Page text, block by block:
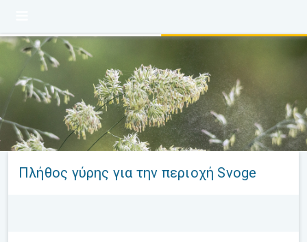
Πλήθος γύρης για την περιοχή Svoge